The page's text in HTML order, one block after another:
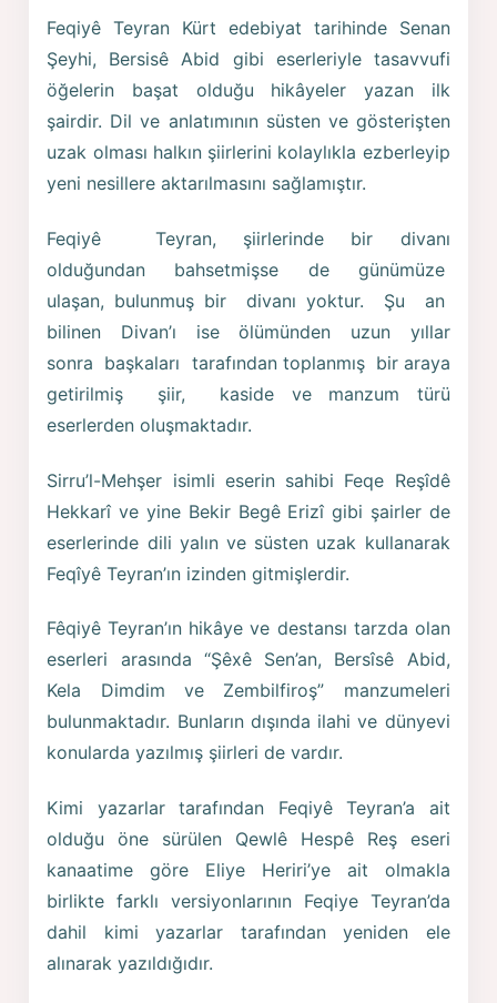
Feqiyê Teyran Kürt edebiyat tarihinde Senan
Şeyhi, Bersisê Abid gibi eserleriyle tasavvufi
öğelerin başat olduğu hikâyeler yazan ilk
şairdir. Dil ve anlatımının süsten ve gösterişten
uzak olması halkın şiirlerini kolaylıkla ezberleyip
yeni nesillere aktarılmasını sağlamıştır.
Feqiyê Teyran, şiirlerinde bir divanı
olduğundan bahsetmişse de günümüze
ulaşan, bulunmuş bir divanı yoktur. Şu an
bilinen Divan’ı ise ölümünden uzun yıllar
sonra başkaları tarafından toplanmış bir araya
getirilmiş şiir, kaside ve manzum türü
eserlerden oluşmaktadır.
Sirru’l-Mehşer isimli eserin sahibi Feqe Reşîdê
Hekkarî ve yine Bekir Begê Erizî gibi şairler de
eserlerinde dili yalın ve süsten uzak kullanarak
Feqîyê Teyran’ın izinden gitmişlerdir.
Fêqiyê Teyran’ın hikâye ve destansı tarzda olan
eserleri arasında “Şêxê Sen’an, Bersîsê Abid,
Kela Dimdim ve Zembilfiroş” manzumeleri
bulunmaktadır. Bunların dışında ilahi ve dünyevi
konularda yazılmış şiirleri de vardır.
Kimi yazarlar tarafından Feqiyê Teyran’a ait
olduğu öne sürülen Qewlê Hespê Reş eseri
kanaatime göre Eliye Heriri’ye ait olmakla
birlikte farklı versiyonlarının Feqiye Teyran’da
dahil kimi yazarlar tarafından yeniden ele
alınarak yazıldığıdır.